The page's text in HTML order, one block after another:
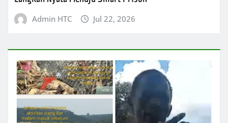
Admin HTC Jul 22, 2026